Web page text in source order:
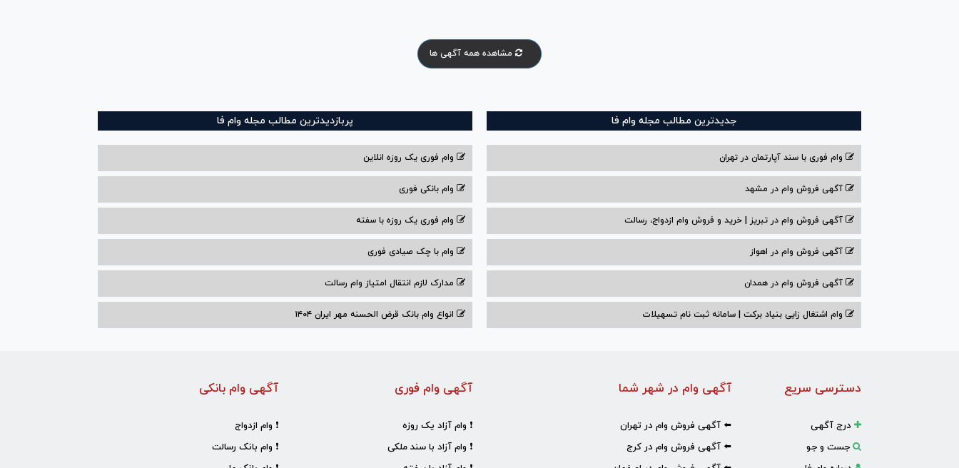
مشاهده همه آگهی ها
جدیدترین مطالب مجله وام فا
وام فوری با سند آپارتمان در تهران
آگهی فروش وام در مشهد
آگهی فروش وام در تبریز | خرید و فروش وام ازدواج، رسالت
آگهی فروش وام در اهواز
آگهی فروش وام در همدان
وام اشتغال زایی بنیاد برکت | سامانه ثبت نام تسهیلات
پربازدیدترین مطالب مجله وام فا
وام فوری یک روزه انلاین
وام بانکی فوری
وام فوری یک روزه با سفته
وام با‌ چک صیادی‌ فوری
مدارک لازم انتقال امتیاز وام رسالت
انواع وام بانک قرض الحسنه مهر ایران ۱۴۰۴
آگهی وام بانکی
❗ وام ازدواج
❗ وام بانک رسالت
آگهی وام فوری
❗ وام آزاد یک روزه
❗ وام آزاد با سند ملکی
آگهی وام در شهر شما
⬅️ آگهی فروش وام در تهران
⬅️ آگهی فروش وام در کرج
دسترسی سریع
درج آگهی
جست و جو